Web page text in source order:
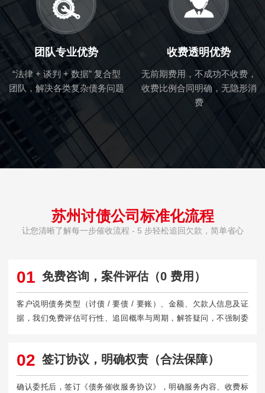
团队专业优势
“法律 + 谈判 + 数据” 复合型
团队，解决各类复杂债务问题
收费透明优势
无前期费用，不成功不收费，
收费比例合同明确，无隐形消
费
苏州讨债公司标准化流程
让您清晰了解每一步催收流程 - 5 步轻松追回欠款，简单省心
01 免费咨询，案件评估（0 费用）
客户说明债务类型（讨债 / 要债 / 要账）、金额、欠款人信息及证
据，我们免费评估可行性、追回概率与周期，解答疑问，不强制委
02 签订协议，明确权责（合法保障）
确认委托后，签订《债务催收服务协议》，明确服务内容、收费标